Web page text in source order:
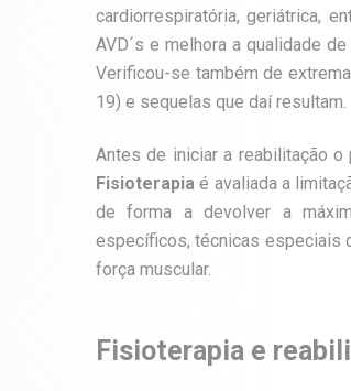
cardiorrespiratória, geriátrica,
AVD´s e melhora a qualidade
Verificou-se também de
19) e sequelas que daí resultam.
Antes de iniciar a reabilitação
Fisioterapia é avaliada a
de forma a devolver a
específicos, técnicas especiais
força muscular.
Fisioterapia e